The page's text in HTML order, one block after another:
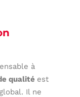
à
qualité est
Il ne